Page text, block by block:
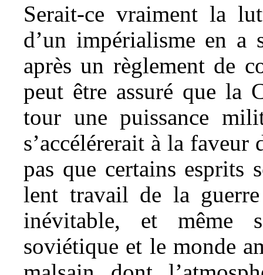
Serait-ce vraiment la
d’un impérialisme en
après un règlement de
peut être assuré que la
tour une puissance
s’accélérerait à la
pas que certains esprits
lent travail de la
inévitable, et même
soviétique et le monde